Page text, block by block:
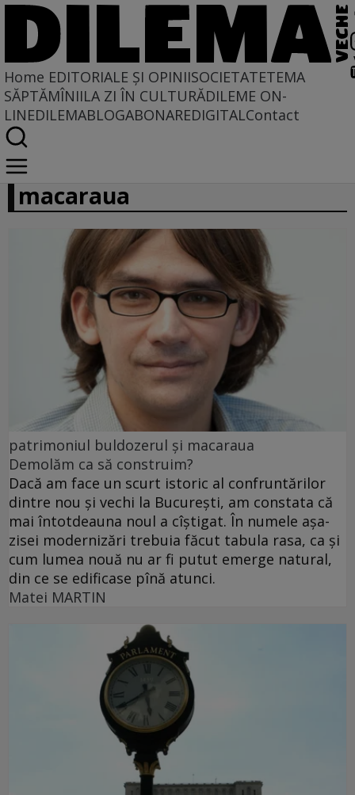
Home EDITORIALE ȘI OPINIISOCIETATETEMA
SĂPTĂMÎNIILA ZI ÎN CULTURĂDILEME ON-
LINEDILEMABLOGABONAREDIGITALContact
patrimoniul buldozerul și
macaraua
patrimoniul buldozerul și macaraua
Demolăm ca să construim?
Dacă am face un scurt istoric al confruntărilor
dintre nou şi vechi la Bucureşti, am constata că
mai întotdeauna noul a cîştigat. În numele aşa-
zisei modernizări trebuia făcut tabula rasa, ca şi
cum lumea nouă nu ar fi putut emerge natural,
din ce se edificase pînă atunci.
Matei MARTIN